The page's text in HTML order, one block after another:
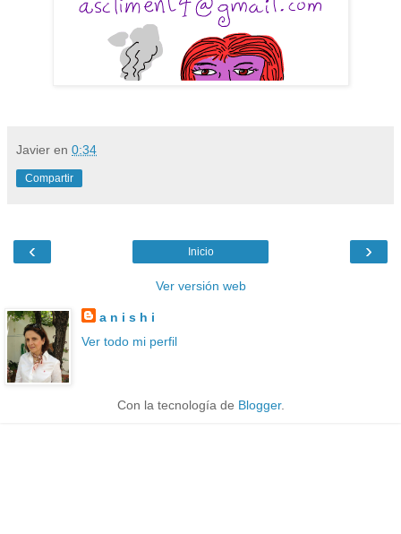
Javier en 0:34
Compartir
‹ ›
Inicio
Ver versión web
a n i s h i
Ver todo mi perfil
Con la tecnología de Blogger.